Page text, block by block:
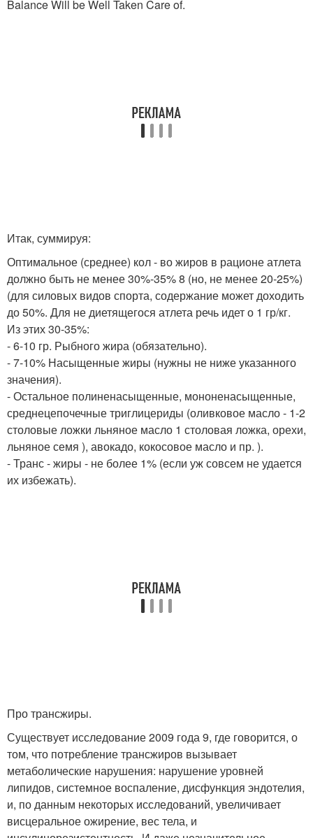
Balance Will be Well Taken Care of.
Итак, суммируя:
Оптимальное (среднее) кол - во жиров в рационе атлета
должно быть не менее 30%-35% 8 (но, не менее 20-25%)
(для силовых видов спорта, содержание может доходить
до 50%. Для не диетящегося атлета речь идет о 1 гр/кг.
Из этих 30-35%:
- 6-10 гр. Рыбного жира (обязательно).
- 7-10% Насыщенные жиры (нужны не ниже указанного
значения).
- Остальное полиненасыщенные, мононенасыщенные,
среднецепочечные триглицериды (оливковое масло - 1-2
столовые ложки льняное масло 1 столовая ложка, орехи,
льняное семя ), авокадо, кокосовое масло и пр. ).
- Транс - жиры - не более 1% (если уж совсем не удается
их избежать).
Про трансжиры.
Существует исследование 2009 года 9, где говорится, о
том, что потребление трансжиров вызывает
метаболические нарушения: нарушение уровней
липидов, системное воспаление, дисфункция эндотелия,
и, по данным некоторых исследований, увеличивает
висцеральное ожирение, вес тела, и